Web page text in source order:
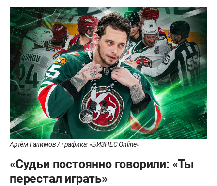
Артём Галимов / графика: «БИЗНЕС Online»
«Судьи постоянно говорили: «Ты
перестал играть»